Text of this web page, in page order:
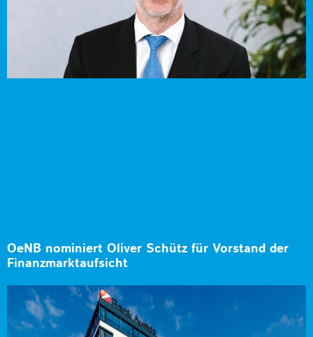
OeNB nominiert Oliver Schütz für Vorstand der
Finanzmarktaufsicht